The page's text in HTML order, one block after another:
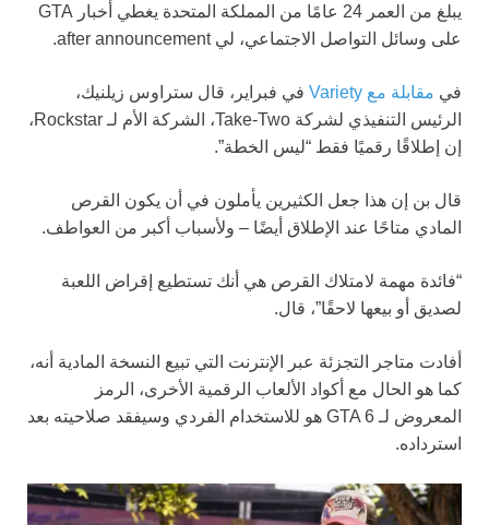
يبلغ من العمر 24 عامًا من المملكة المتحدة يغطي أخبار GTA
على وسائل التواصل الاجتماعي، لي after announcement.
في مقابلة مع Variety
في فبراير، قال ستراوس زيلنيك،
الرئيس التنفيذي لشركة Take-Two، الشركة الأم لـ Rockstar،
إن إطلاقًا رقميًا فقط “ليس الخطة”.
قال بن إن هذا جعل الكثيرين يأملون في أن يكون القرص
المادي متاحًا عند الإطلاق أيضًا – ولأسباب أكبر من العواطف.
“فائدة مهمة لامتلاك القرص هي أنك تستطيع إقراض اللعبة
لصديق أو بيعها لاحقًا”، قال.
أفادت متاجر التجزئة عبر الإنترنت التي تبيع النسخة المادية أنه،
كما هو الحال مع أكواد الألعاب الرقمية الأخرى، الرمز
المعروض لـ GTA 6 هو للاستخدام الفردي وسيفقد صلاحيته بعد
استرداده.